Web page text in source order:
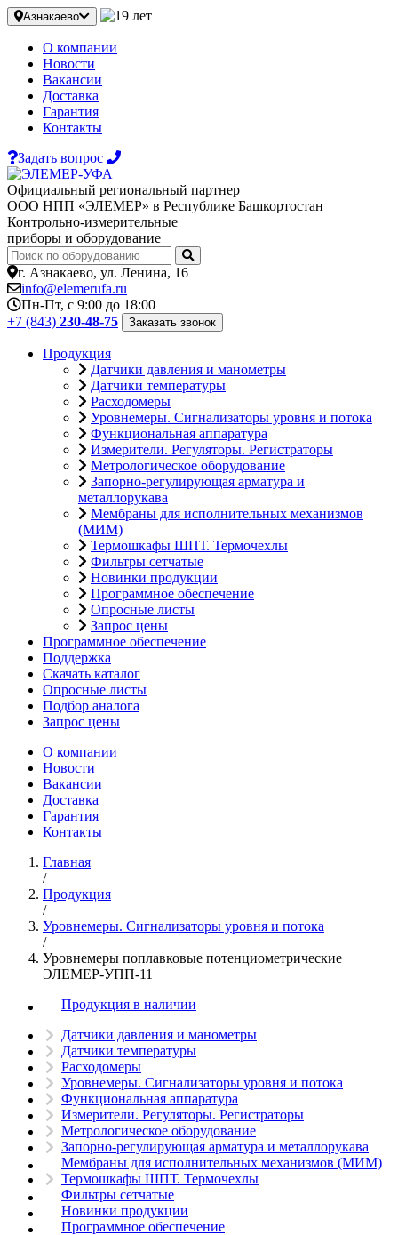
Азнакаево
О компании
Новости
Вакансии
Доставка
Гарантия
Контакты
Задать вопрос
Официальный региональный партнер
ООО НПП «ЭЛЕМЕР» в Республике Башкортостан
Контрольно-измерительные
приборы и оборудование
г. Азнакаево, ул. Ленина, 16
info@elemerufa.ru
Пн-Пт, с 9:00 до 18:00
+7 (843) 230-48-75 Заказать звонок
Продукция
Датчики давления и манометры
Датчики температуры
Расходомеры
Уровнемеры. Сигнализаторы уровня и потока
Функциональная аппаратура
Измерители. Регуляторы. Регистраторы
Метрологическое оборудование
Запорно-регулирующая арматура и
металлорукава
Мембраны для исполнительных механизмов
(МИМ)
Термошкафы ШПТ. Термочехлы
Фильтры сетчатые
Новинки продукции
Программное обеспечение
Опросные листы
Запрос цены
Программное обеспечение
Поддержка
Скачать каталог
Опросные листы
Подбор аналога
Запрос цены
О компании
Новости
Вакансии
Доставка
Гарантия
Контакты
Главная
/
Продукция
/
Уровнемеры. Сигнализаторы уровня и потока
/
Уровнемеры поплавковые потенциометрические
ЭЛЕМЕР-УПП-11
Продукция в наличии
Датчики давления и манометры
Датчики температуры
Расходомеры
Уровнемеры. Сигнализаторы уровня и потока
Функциональная аппаратура
Измерители. Регуляторы. Регистраторы
Метрологическое оборудование
Запорно-регулирующая арматура и металлорукава
Мембраны для исполнительных механизмов (МИМ)
Термошкафы ШПТ. Термочехлы
Фильтры сетчатые
Новинки продукции
Программное обеспечение